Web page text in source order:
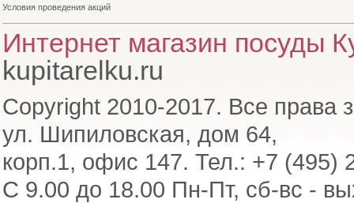
Условия проведения акций
Интернет магазин посуды
kupitarelku.ru
Copyright 2010-2017. Все права
ул. Шипиловская, дом 64,
корп.1, офис 147. Тел.: +7 (495)
С 9.00 до 18.00 Пн-Пт, сб-вс -